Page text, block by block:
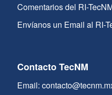
Comentarios del RI-
Envíanos un Email al RI-
Contacto TecNM
Email: